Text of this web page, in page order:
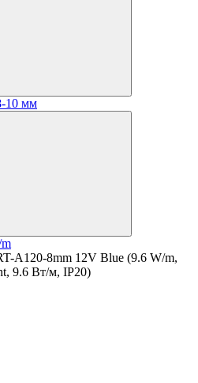
10 мм
A120-8mm 12V Blue (9.6 W/m,
9.6 Вт/м, IP20)